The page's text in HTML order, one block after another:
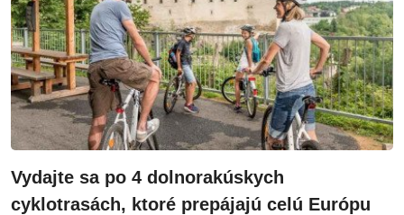
Vydajte sa po 4 dolnorakúskych
cyklotrasách, ktoré prepájajú celú Európu